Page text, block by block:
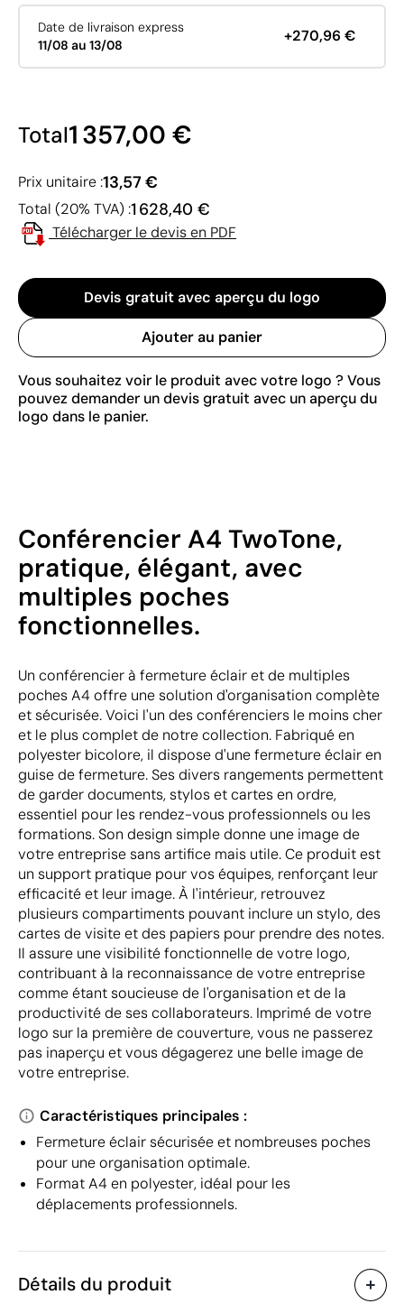
Date de livraison express
11/08 au 13/08
+270,96 €
Total1 357,00 €
Prix unitaire :13,57 €
Total (20% TVA) :1 628,40 €
Télécharger le devis en PDF
Devis gratuit avec aperçu du logo
Ajouter au panier
Vous souhaitez voir le produit avec votre logo ? Vous
pouvez demander un devis gratuit avec un aperçu du
logo dans le panier.
Conférencier A4 TwoTone,
pratique, élégant, avec
multiples poches
fonctionnelles.
Un conférencier à fermeture éclair et de multiples
poches A4 offre une solution d'organisation complète
et sécurisée. Voici l'un des conférenciers le moins cher
et le plus complet de notre collection. Fabriqué en
polyester bicolore, il dispose d'une fermeture éclair en
guise de fermeture. Ses divers rangements permettent
de garder documents, stylos et cartes en ordre,
essentiel pour les rendez-vous professionnels ou les
formations. Son design simple donne une image de
votre entreprise sans artifice mais utile. Ce produit est
un support pratique pour vos équipes, renforçant leur
efficacité et leur image. À l'intérieur, retrouvez
plusieurs compartiments pouvant inclure un stylo, des
cartes de visite et des papiers pour prendre des notes.
Il assure une visibilité fonctionnelle de votre logo,
contribuant à la reconnaissance de votre entreprise
comme étant soucieuse de l'organisation et de la
productivité de ses collaborateurs. Imprimé de votre
logo sur la première de couverture, vous ne passerez
pas inaperçu et vous dégagerez une belle image de
votre entreprise.
Caractéristiques principales :
Fermeture éclair sécurisée et nombreuses poches
pour une organisation optimale.
Format A4 en polyester, idéal pour les
déplacements professionnels.
Détails du produit